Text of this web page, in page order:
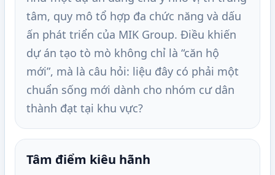
tâm, quy mô tổ hợp đa chức năng và dấu
ấn phát triển của MIK Group. Điều khiến
dự án tạo tò mò không chỉ là “căn hộ
mới”, mà là câu hỏi: liệu đây có phải một
chuẩn sống mới dành cho nhóm cư dân
thành đạt tại khu vực?
Tâm điểm kiêu hãnh